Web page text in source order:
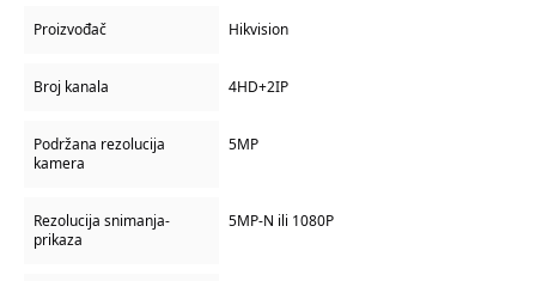
Proizvođač Hikvision
Broj kanala 4HD+2IP
Podržana rezolucija
kamera
5MP
Rezolucija snimanja-
prikaza
5MP-N ili 1080P